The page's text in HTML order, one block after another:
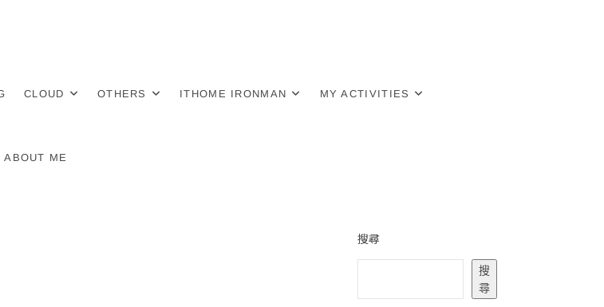
CLOUD OTHERS ITHOME IRONMAN MY ACTIVITIES
ABOUT ME
搜尋
搜
尋